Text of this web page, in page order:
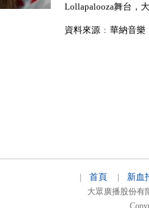
Lollapalooza舞台，
資料來源 : 華納音樂
| 首頁| 新血
大眾廣播股份有